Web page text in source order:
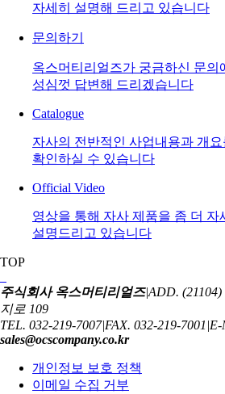
자세히 설명해 드리고 있습니다
문의하기
옥스머티리얼즈가 궁금하신 문의
성심껏 답변해 드리겠습니다
Catalogue
자사의 전반적인 사업내용과 개요
확인하실 수 있습니다
Official Video
영상을 통해 자사 제품을 좀 더 자
설명드리고 있습니다
TOP
주식회사 옥스머티리얼즈|ADD.
지로 109
TEL. 032-219-7007|FAX. 032-219-7001 E-
sales@ocscompany.co.kr
개인정보 보호 정책
이메일 수집 거부